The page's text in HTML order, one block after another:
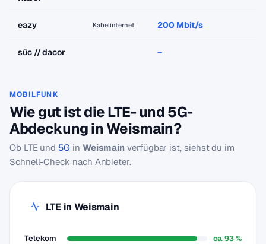
eazy Kabelinternet 200 Mbit/s
süc // dacor –
MOBILFUNK
Wie gut ist die LTE- und 5G-
Abdeckung in Weismain?
Ob LTE und 5G in Weismain verfügbar ist, siehst du im
Schnell-Check nach Anbieter.
LTE in Weismain
Telekom ca. 93 %